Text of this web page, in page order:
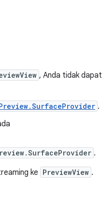
, Anda tidak dapat
.
.
ke PreviewView .